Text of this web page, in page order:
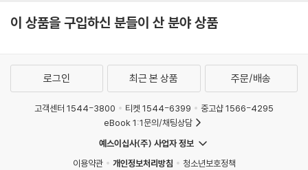
이 상품을 구입하신 분들이 산 분야 상품
로그인 최근 본 상품 주문/배송
고객센터 1544-3800 티켓 1544-6399
중고샵 1566-4295
eBook 1:1문의/채팅상담
예스이십사(주) 사업자 정보
이용약관
개인정보처리방침 청소년보호정책